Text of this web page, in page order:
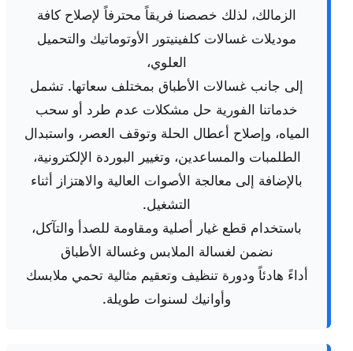
الزمالك، لذلك خصصنا فريقاً محترفاً لإصلاح كافة
موديلات غسالات كلفينيتور الأوتوماتيك والتحميل
العلوي،
إلى جانب غسالات الأطباق بمختلف سعاتها. تشمل
خدماتنا الفورية حل مشكلات عدم طرد أو سحب
المياه، وإصلاح أعطال الحلة وتوقف العصر، واستبدال
الطلمبات والمساعدين، وتغيير البوردة الإلكترونية،
بالإضافة إلى معالجة الأصوات العالية والاهتزاز أثناء
التشغيل.
باستخدام قطع غيار أصلية ومقاومة للصدأ والتآكل،
نضمن لغسالة الملابس وغسالة الأطباق
أداءً هادئاً ودورة تنظيف وتعقيم مثالية تحمي ملابسك
وأوانيك لسنوات طويلة.